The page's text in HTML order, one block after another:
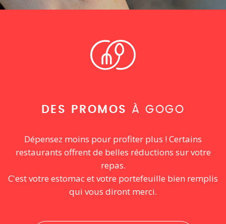
DES PROMOS À GOGO
Dépensez moins pour profiter plus ! Certains
restaurants offrent de belles réductions sur votre
repas.
C'est votre estomac et votre portefeuille bien remplis
qui vous diront merci.